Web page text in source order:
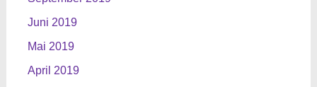
Juni 2019
Mai 2019
April 2019